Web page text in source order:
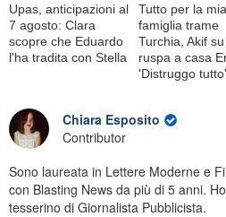
Upas, anticipazioni al
7 agosto: Clara
scopre che Eduardo
l'ha tradita con Stella
Tutto per la mia
famiglia trame
Turchia, Akif
ruspa a casa
'Distruggo tutto'
Chiara Esposito
Contributor
Sono laureata in Lettere Moderne e
con Blasting News da più di 5 anni.
tesserino di Giornalista Pubblicista.